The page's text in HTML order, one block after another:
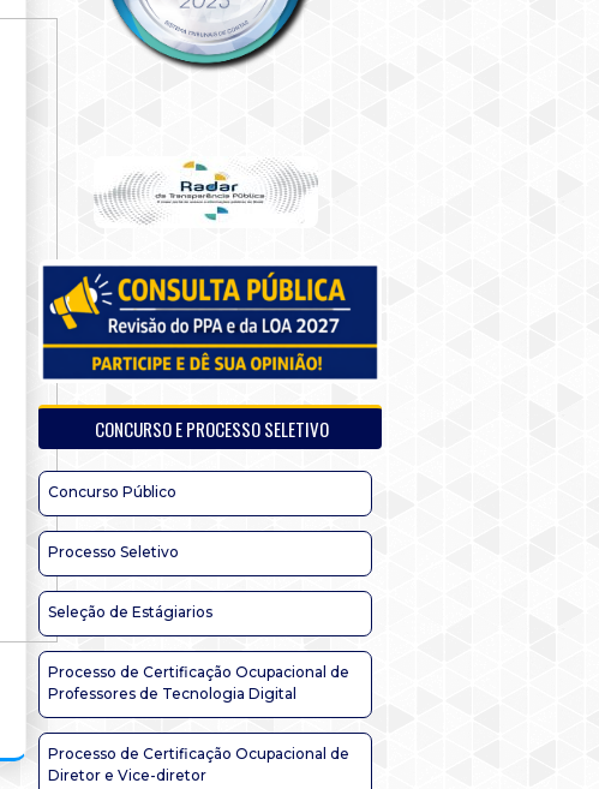
CONCURSO E PROCESSO SELETIVO
Concurso Público
Processo Seletivo
Seleção de Estágiarios
Processo de Certificação Ocupacional de
Professores de Tecnologia Digital
Processo de Certificação Ocupacional de
Diretor e Vice-diretor